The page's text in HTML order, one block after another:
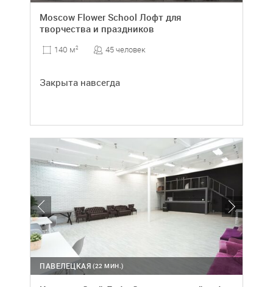
Moscow Flower School Лофт для
творчества и праздников
140 м2 45 человек
Закрыта навсегда
(22 МИН.)
ПАВЕЛЕЦКАЯ